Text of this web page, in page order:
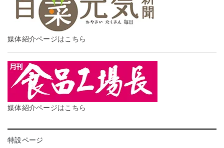
媒体紹介ページはこちら
媒体紹介ページはこちら
特設ページ